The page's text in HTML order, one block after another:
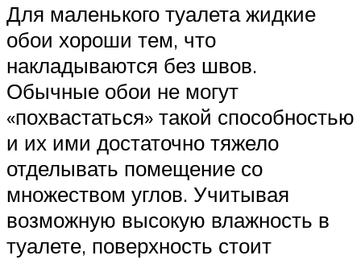
Для маленького туалета жидкие
обои хороши тем, что
накладываются без швов.
Обычные обои не могут
«похвастаться» такой способностью
и их ими достаточно тяжело
отделывать помещение со
множеством углов. Учитывая
возможную высокую влажность в
туалете, поверхность стоит